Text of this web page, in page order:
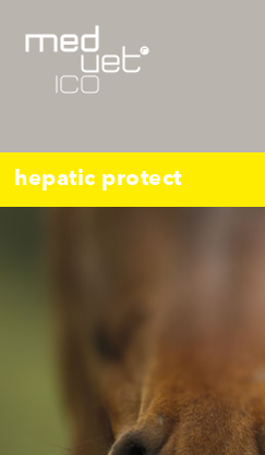
hepatic protect